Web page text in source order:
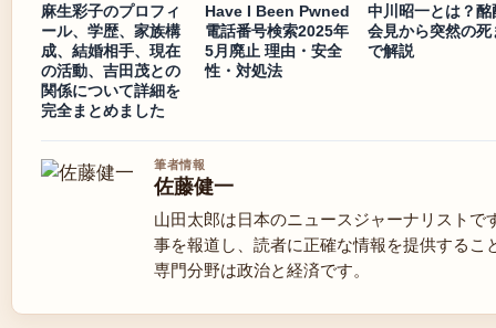
麻生彩子のプロフィ
ール、学歴、家族構
成、結婚相手、現在
の活動、吉田茂との
関係について詳細を
完全まとめました
Have I Been Pwned
電話番号検索2025年
5月廃止 理由・安全
性・対処法
中川昭一とは？酩
会見から突然の死
で解説
筆者情報
佐藤健一
山田太郎は日本のニュースジャーナリストで
事を報道し、読者に正確な情報を提供するこ
専門分野は政治と経済です。